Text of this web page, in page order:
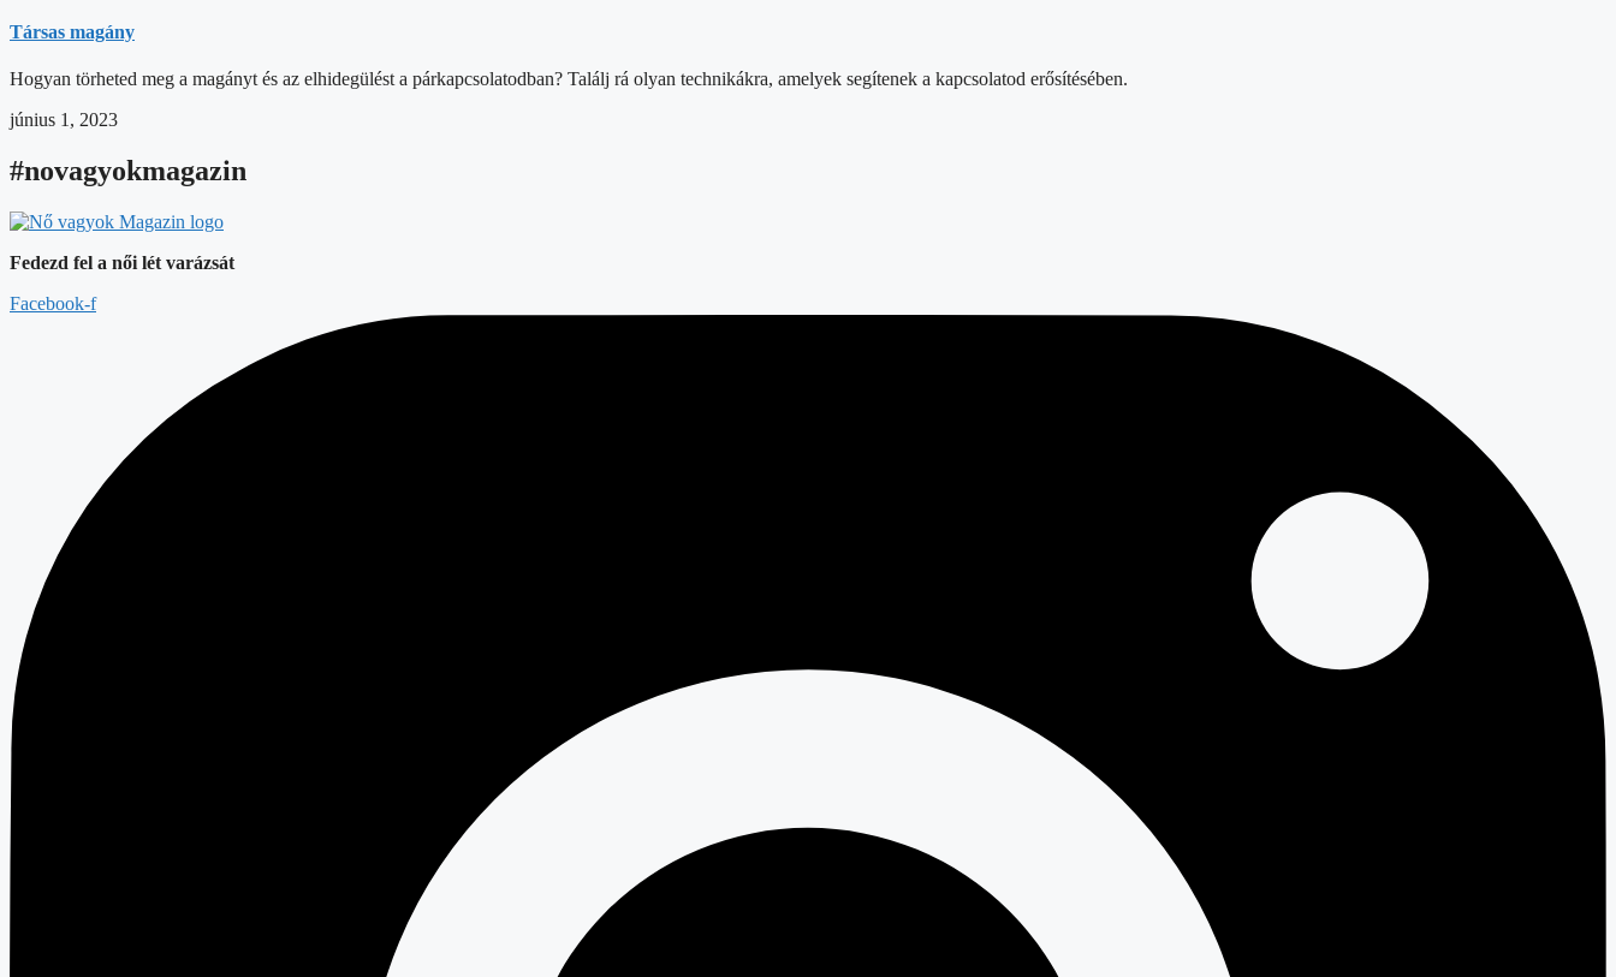
Társas magány
Hogyan törheted meg a magányt és az elhidegülést a párkapcsolatodban? Találj rá olyan technikákra, amelyek segítenek a kapcsolatod erősítésében.
június 1, 2023
#novagyokmagazin
Fedezd fel a női lét varázsát
Facebook-f